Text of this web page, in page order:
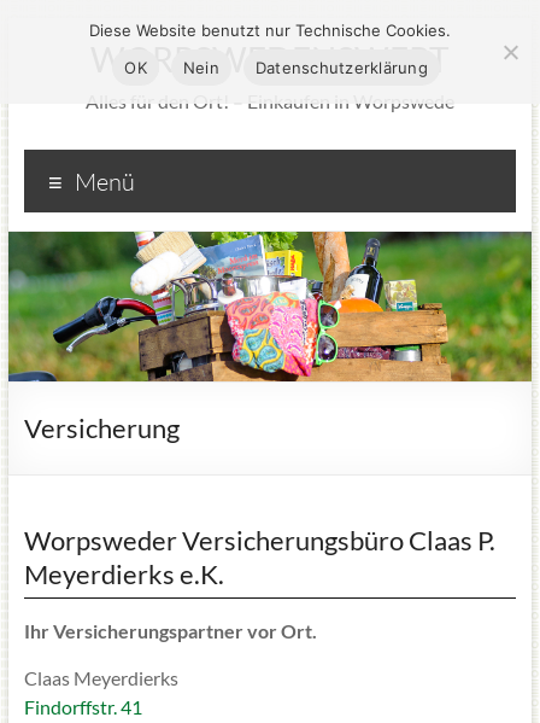
WORPSWEDENSWERT
Alles für den Ort! – Einkaufen in Worpswede
Menü
Versicherung
Worpsweder Versicherungsbüro Claas P.
Meyerdierks e.K.
Ihr Versicherungspartner vor Ort.
Claas Meyerdierks
Findorffstr. 41
Diese Website benutzt nur Technische Cookies.
OK
Nein Datenschutzerklärung